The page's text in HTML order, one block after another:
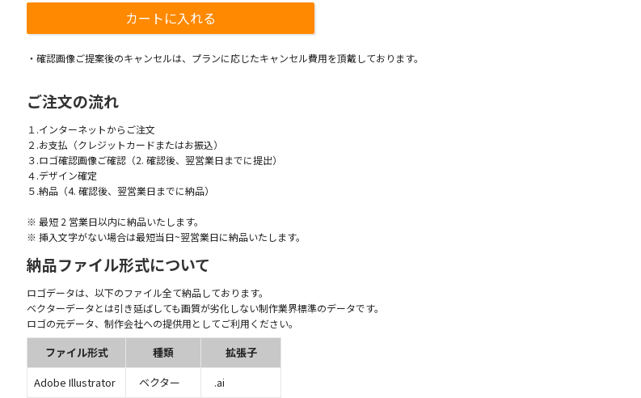
・確認画像ご提案後のキャンセルは、プランに応じたキャンセル費用を頂戴しております。
ご注文の流れ
１.インターネットからご注文
２.お支払（クレジットカードまたはお振込）
３.ロゴ確認画像ご確認（2. 確認後、翌営業日までに提出）
４.デザイン確定
５.納品（4. 確認後、翌営業日までに納品）
※ 最短 2 営業日以内に納品いたします。
※ 挿入文字がない場合は最短当日~翌営業日に納品いたします。
納品ファイル形式について
ロゴデータは、以下のファイル全て納品しております。
ベクターデータとは引き延ばしても画質が劣化しない制作業界標準のデータです。
ロゴの元データ、制作会社への提供用としてご利用ください。
ファイル形式 種類
拡張子
Adobe Illustrator
ベクター
.ai